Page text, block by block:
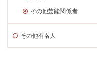
その他芸能関係者
その他有名人